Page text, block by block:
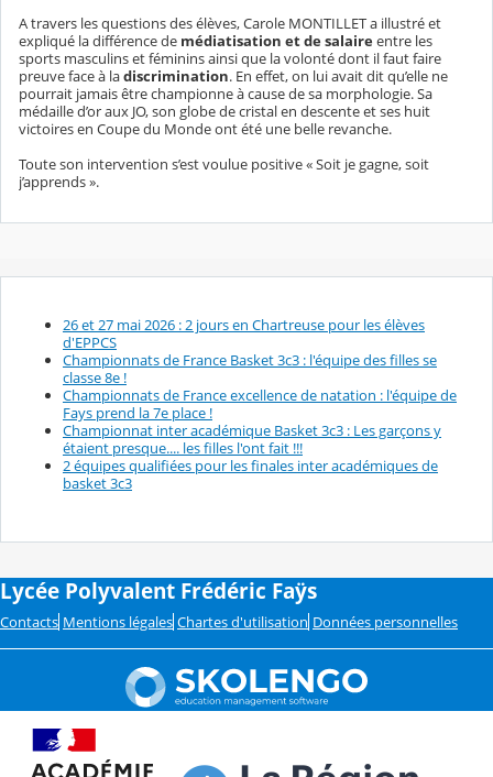
A travers les questions des élèves, Carole MONTILLET a illustré et
expliqué la différence de médiatisation et de salaireentre les
sports masculins et féminins ainsi que la volonté dont il faut faire
preuve face à ladiscrimination. En effet, on lui avait dit qu’elle ne
pourrait jamais être championne à cause de sa morphologie. Sa
médaille d’or aux JO, son globe de cristal en descente et ses huit
victoires en Coupe du Monde ont été une belle revanche.
Toute son intervention s’est voulue positive « Soit je gagne, soit
j’apprends ».
26 et 27 mai 2026 : 2 jours en Chartreuse pour les élèves
d'EPPCS
Championnats de France Basket 3c3 : l'équipe des filles se
classe 8e !
Championnats de France excellence de natation : l'équipe de
Fays prend la 7e place !
Championnat inter académique Basket 3c3 : Les garçons y
étaient presque.... les filles l'ont fait !!!
2 équipes qualifiées pour les finales inter académiques de
basket 3c3
Lycée Polyvalent Frédéric Faÿs
Contacts Mentions légales Chartes d'utilisation Données personnelles